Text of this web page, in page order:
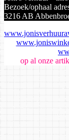
Bezoek/ophaal
3216 AB
op al onze